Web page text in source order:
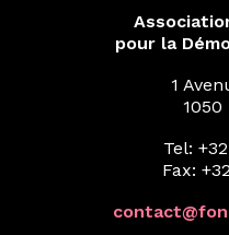
pour la
1
Tel:
Fax: